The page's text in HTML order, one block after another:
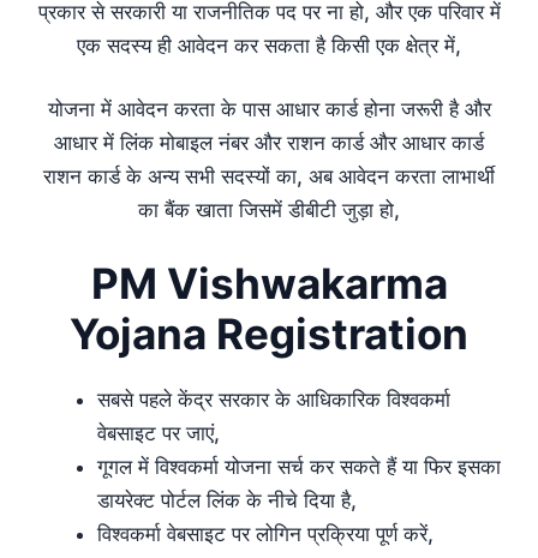
प्रकार से सरकारी या राजनीतिक पद पर ना हो, और एक परिवार में
एक सदस्य ही आवेदन कर सकता है किसी एक क्षेत्र में,
योजना में आवेदन करता के पास आधार कार्ड होना जरूरी है और
आधार में लिंक मोबाइल नंबर और राशन कार्ड और आधार कार्ड
राशन कार्ड के अन्य सभी सदस्यों का, अब आवेदन करता लाभार्थी
का बैंक खाता जिसमें डीबीटी जुड़ा हो,
PM Vishwakarma
Yojana Registration
सबसे पहले केंद्र सरकार के आधिकारिक विश्वकर्मा
वेबसाइट पर जाएं,
गूगल में विश्वकर्मा योजना सर्च कर सकते हैं या फिर इसका
डायरेक्ट पोर्टल लिंक के नीचे दिया है,
विश्वकर्मा वेबसाइट पर लोगिन प्रक्रिया पूर्ण करें,